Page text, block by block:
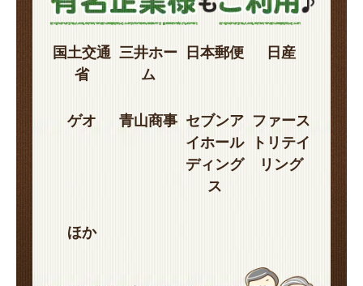
国土交通
省
三井ホー
ム
日本郵便 日産
ゲオ 青山商事 セブンア
イホール
ディング
ス
ファース
トリテイ
リング
ほか